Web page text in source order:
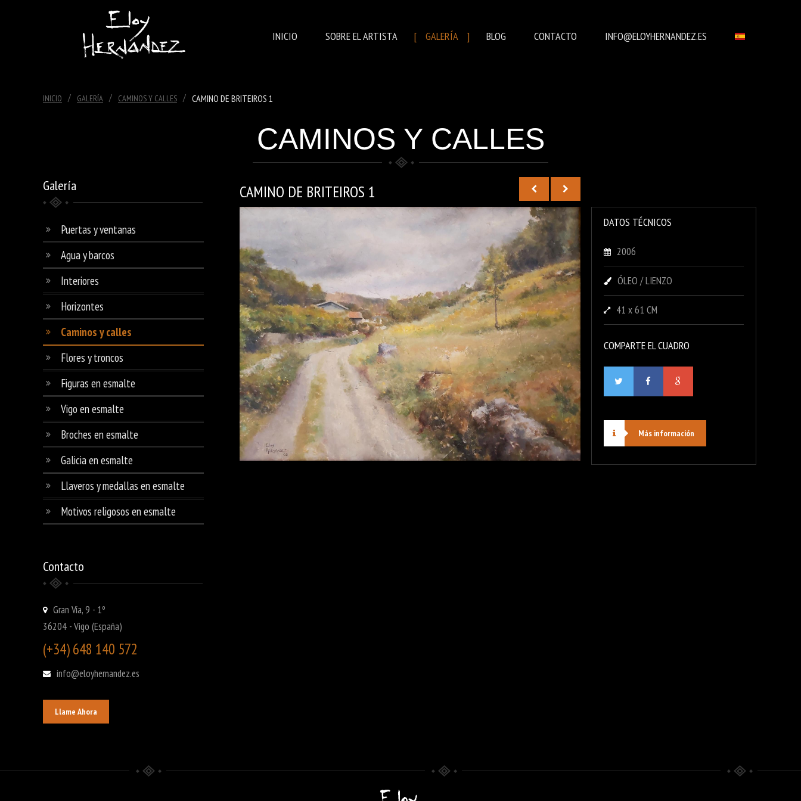
INICIO SOBRE EL ARTISTA GALERÍA BLOG CONTACTO INFO@ELOYHERNANDEZ.ES
INICIO / GALERÍA / CAMINOS Y CALLES / CAMINO DE BRITEIROS 1
CAMINOS Y CALLES
Galería
Puertas y ventanas
Agua y barcos
Interiores
Horizontes
Caminos y calles
Flores y troncos
Figuras en esmalte
Vigo en esmalte
Broches en esmalte
Galicia en esmalte
Llaveros y medallas en esmalte
Motivos religosos en esmalte
Contacto
Gran Vía, 9 - 1º
36204 - Vigo (España)
(+34) 648 140 572
info@eloyhernandez.es
Llame Ahora
CAMINO DE BRITEIROS 1
DATOS TÉCNICOS
2006
ÓLEO / LIENZO
41 x 61 CM
COMPARTE EL CUADRO
Más información